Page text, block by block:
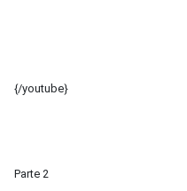
{/youtube}
Parte 2